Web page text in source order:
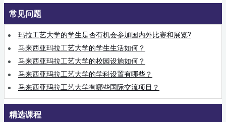
常见问题
玛拉工艺大学的学生是否有机会参加国内外比赛和展览?
马来西亚玛拉工艺大学的学生生活如何？
马来西亚玛拉工艺大学的校园设施如何？
马来西亚玛拉工艺大学的学科设置有哪些？
马来西亚玛拉工艺大学有哪些国际交流项目？
精选课程